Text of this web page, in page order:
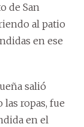
de San
al patio
en ese
salió
las ropas, fue
en el